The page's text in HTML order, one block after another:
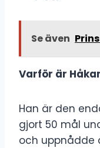
Se även
Varför är
Han är den
gjort 50 mål
och uppnådde